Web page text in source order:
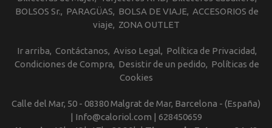
BOLSOS Sr.
PARAGÜAS BOLSA DE VIAJE ACCESORIOS de
viaje
ZONA OUTLET
Ir arriba Contáctanos Aviso Legal
Política de Privacidad
Condiciones de Compra
Desistir de un pedido
Políticas de
Cookies
Calle del Mar, 50 - 08380 Malgrat de Mar, Barcelona - (España)
| Info@caloriol.com | 628450659